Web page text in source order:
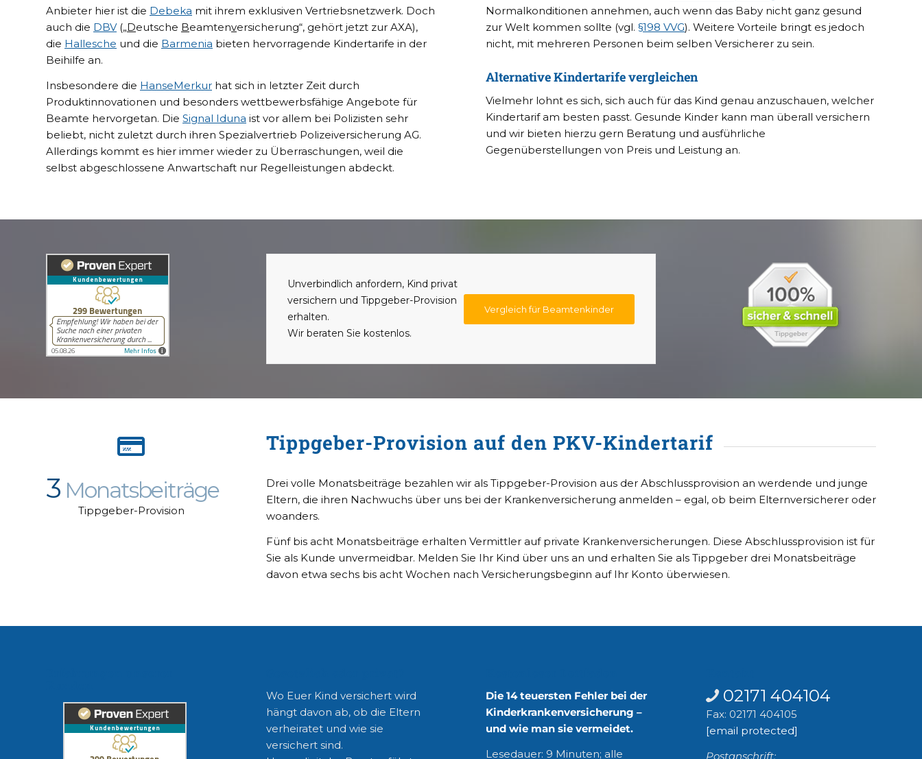
Anbieter hier ist die Debeka mit ihrem exklusiven Vertriebsnetzwerk. Doch
auch die DBV(„Deutsche Beamtenversicherung“, gehört jetzt zur AXA),
die Hallesche und die Barmenia bieten hervorragende Kindertarife in der
Beihilfe an.
Insbesondere die HanseMerkur hat sich in letzter Zeit durch
Produktinnovationen und besonders wettbewerbsfähige Angebote für
Beamte hervorgetan. Die Signal Iduna ist vor allem bei Polizisten sehr
beliebt, nicht zuletzt durch ihren Spezialvertrieb Polizeiversicherung AG.
Allerdings kommt es hier immer wieder zu Überraschungen, weil die
selbst abgeschlossene Anwartschaft nur Regelleistungen abdeckt.
Normalkonditionen annehmen, auch wenn das Baby nicht ganz gesund
zur Welt kommen sollte (vgl.§198 VVG). Weitere Vorteile bringt es jedoch
nicht, mit mehreren Personen beim selben Versicherer zu sein.
Alternative Kindertarife vergleichen
Vielmehr lohnt es sich, sich auch für das Kind genau anzuschauen, welcher
Kindertarif am besten passt. Gesunde Kinder kann man überall versichern
und wir bieten hierzu gern Beratung und ausführliche
Gegenüberstellungen von Preis und Leistung an.
Unverbindlich anfordern, Kind privat
versichern und Tippgeber-Provision
erhalten.
Wir beraten Sie kostenlos.
Vergleich für Beamtenkinder
3 Monatsbeiträge
Tippgeber-Provision
Tippgeber-Provision auf den PKV-Kindertarif
Drei volle Monatsbeiträge bezahlen wir als Tippgeber-Provision aus der Abschlussprovision an werdende und junge
Eltern, die ihren Nachwuchs über uns bei der Krankenversicherung anmelden – egal, ob beim Elternversicherer oder
woanders.
Fünf bis acht Monatsbeiträge erhalten Vermittler auf private Krankenversicherungen. Diese Abschlussprovision ist für
Sie als Kunde unvermeidbar. Melden Sie Ihr Kind über uns an und erhalten Sie als Tippgeber drei Monatsbeiträge
davon etwa sechs bis acht Wochen nach Versicherungsbeginn auf Ihr Konto überwiesen.
Wo Euer Kind versichert wird
hängt davon ab, ob die Eltern
verheiratet und wie sie
versichert sind.
Die 14 teuersten Fehler bei der
Kinderkrankenversicherung –
und wie man sie vermeidet.
Lesedauer: 9 Minuten; alle
02171 404104
Fax: 02171 404105
[email protected]
Postanschrift: